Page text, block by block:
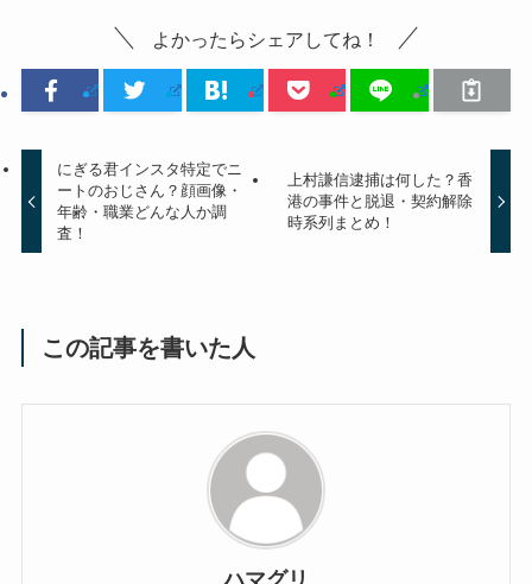
よかったらシェアしてね！
にぎる君インスタ特定でニ
ートのおじさん？顔画像・
年齢・職業どんな人か調
査！
上村謙信逮捕は何した？香
港の事件と脱退・契約解除
時系列まとめ！
この記事を書いた人
ハマグリ